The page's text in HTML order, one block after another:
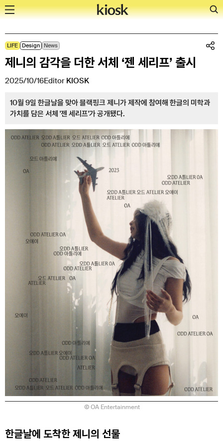
Skip
to
content
LIFE Design News
제니의 감각을 더한 서체 ‘젠 세리프’ 출시
10월 9일 한글날을 맞아 블랙핑크 제니가 제작에 참여해 한글의 미학과
가치를 담은 서체 '젠 세리프'가 공개됐다.
2025/10/16Editor KIOSK
OA Entertainment
한글날에 도착한 제니의 선물